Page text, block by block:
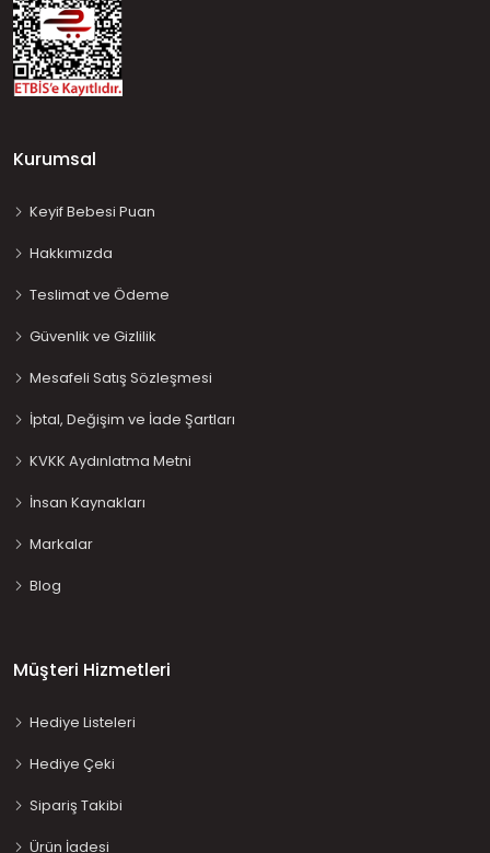
Kurumsal
Keyif Bebesi Puan
Hakkımızda
Teslimat ve Ödeme
Güvenlik ve Gizlilik
Mesafeli Satış Sözleşmesi
İptal, Değişim ve İade Şartları
KVKK Aydınlatma Metni
İnsan Kaynakları
Markalar
Blog
Müşteri Hizmetleri
Hediye Listeleri
Hediye Çeki
Sipariş Takibi
Ürün İadesi